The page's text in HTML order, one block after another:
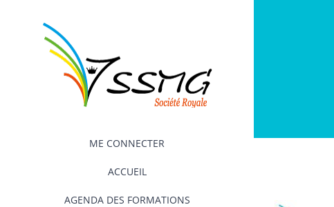
ME CONNECTER
ACCUEIL
AGENDA DES FORMATIONS